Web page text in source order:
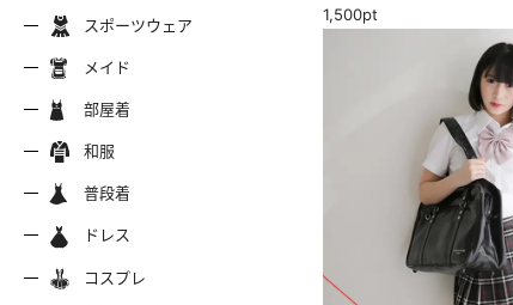
ジャージ 制服ニ
ベスト 制服
ワンピース 制服コ
服
ミズ ビキニ
リーダー マーチ
タード ジャー
リー
ミソール Tシャ
色白
美脚
美尻
ちっぱい
制服ジャンパースカー
スポーツウェア スポーツウェア
メイド
部屋着
和服
普段着
ホットパンツ
ドレス
チャイナドレス
コスプレ
1,500pt